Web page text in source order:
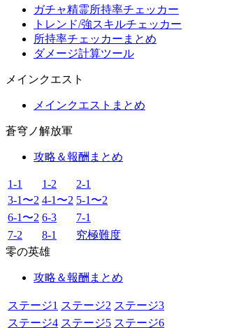
ガチャ精霊所持率チェッカー
トレンド/強スキルチェッカー
所持率チェッカーまとめ
ダメージ計算ツール
メインクエスト
メインクエストまとめ
蒼穹ノ解放軍
攻略＆報酬まとめ
1-1 1-2
2-1
3-1〜2 4-1〜2 5-1〜2
6-1〜2 6-3
7-1
7-2
8-1
究極難度
零の英雄
攻略＆報酬まとめ
ステージ1 ステージ2 ステージ3
ステージ4 ステージ5 ステージ6